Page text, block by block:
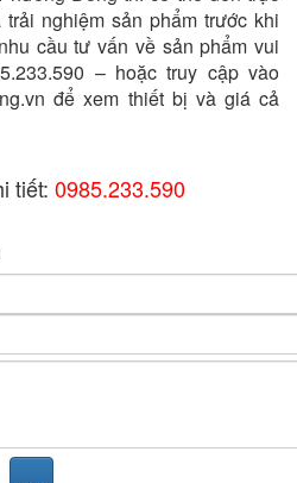
nghiệm sản phẩm trước khi
cầu tư vấn về sản phẩm vui
– hoặc truy cập vào
để xem thiết bị và giá cả
tiết: 0985.233.590